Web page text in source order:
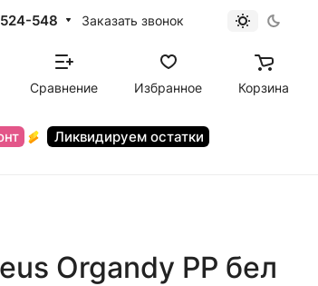
548 Заказать звонок
Сравнение Избранное Корзина
Ликвидируем остатки
Organdy PP бел